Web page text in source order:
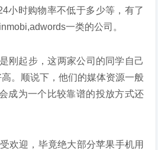
小时购物率不低于多少等，有了
一类的公司。
刚起步，这两家公司的同学自己
。顺说下，他们的媒体资源一般
成为一个比较靠谱的投放方式还
欢迎，毕竟绝大部分苹果手机用